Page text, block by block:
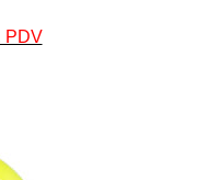
PDV